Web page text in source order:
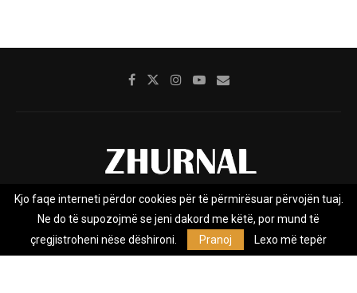
Rreth nesh Impresumi Marketing
Privacy Policy
Zhurnal.mk është Agjenci e Lajmeve e pavarur, e themeluar në vitin
Kjo faqe interneti përdor cookies për të përmirësuar përvojën tuaj.
Ne do të supozojmë se jeni dakord me këtë, por mund të
çregjistroheni nëse dëshironi.
Pranoj Lexo më tepër